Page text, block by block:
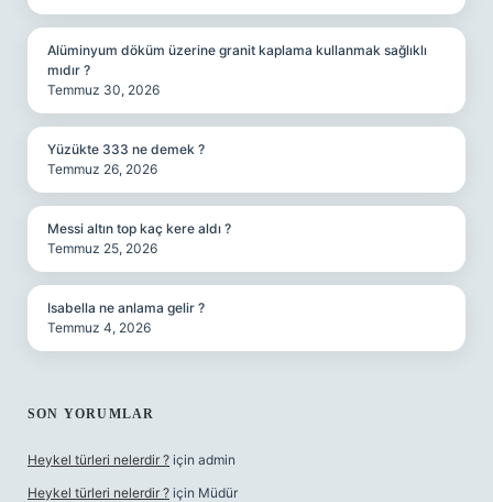
Alüminyum döküm üzerine granit kaplama kullanmak sağlıklı
mıdır ?
Temmuz 30, 2026
Yüzükte 333 ne demek ?
Temmuz 26, 2026
Messi altın top kaç kere aldı ?
Temmuz 25, 2026
Isabella ne anlama gelir ?
Temmuz 4, 2026
SON YORUMLAR
Heykel türleri nelerdir ? için admin
Heykel türleri nelerdir ? için Müdür